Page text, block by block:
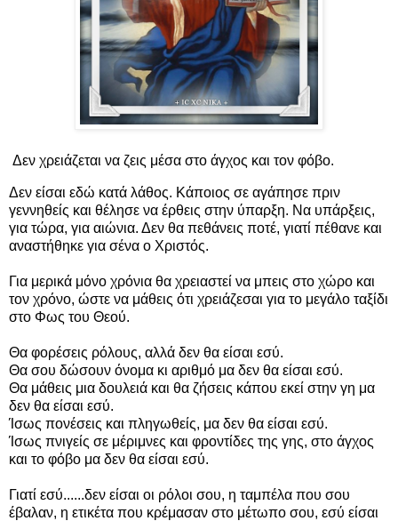
Δεν χρειάζεται να ζεις μέσα στο άγχος και τον φόβο.
Δεν είσαι εδώ κατά λάθος. Κάποιος σε αγάπησε πριν
γεννηθείς και θέλησε να έρθεις στην ύπαρξη. Να υπάρξεις,
για τώρα, για αιώνια. Δεν θα πεθάνεις ποτέ, γιατί πέθανε και
αναστήθηκε για σένα ο Χριστός.
Για μερικά μόνο χρόνια θα χρειαστεί να μπεις στο χώρο και
τον χρόνο, ώστε να μάθεις ότι χρειάζεσαι για το μεγάλο ταξίδι
στο Φως του Θεού.
Θα φορέσεις ρόλους, αλλά δεν θα είσαι εσύ.
Θα σου δώσουν όνομα κι αριθμό μα δεν θα είσαι εσύ.
Θα μάθεις μια δουλειά και θα ζήσεις κάπου εκεί στην γη μα
δεν θα είσαι εσύ.
Ίσως πονέσεις και πληγωθείς, μα δεν θα είσαι εσύ.
Ίσως πνιγείς σε μέριμνες και φροντίδες της γης, στο άγχος
και το φόβο μα δεν θα είσαι εσύ.
Γιατί εσύ......δεν είσαι οι ρόλοι σου, η ταμπέλα που σου
έβαλαν, η ετικέτα που κρέμασαν στο μέτωπο σου, εσύ είσαι